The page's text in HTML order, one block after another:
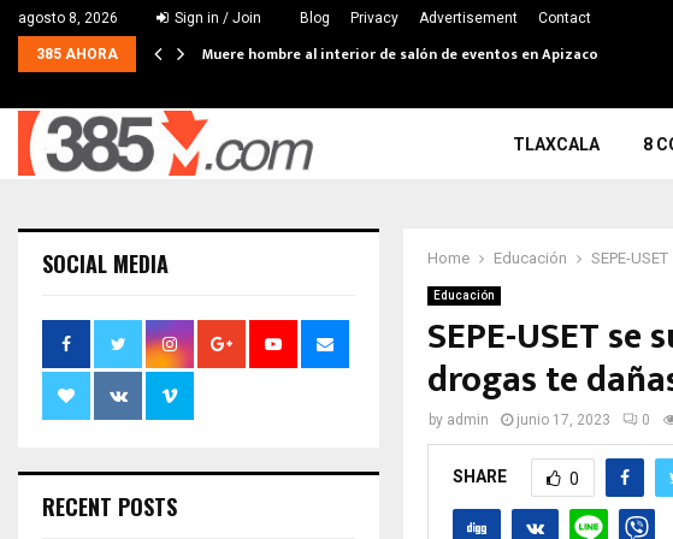
agosto 8, 2026 Sign in / Join Blog Privacy Advertisement Contact
385 AHORA Muere hombre al interior de salón de eventos en Apizaco
TLAXCALA 8
Home Educación SEPE-
Educación
SEPE-USET
drogas te
by admin junio 17, 2023 0
SHARE 0
SOCIAL MEDIA
RECENT POSTS